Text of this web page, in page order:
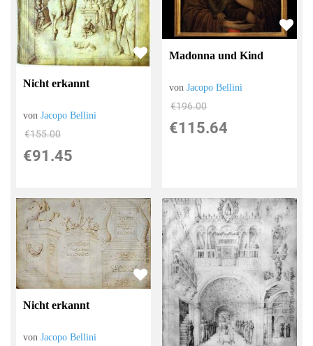
Nicht erkannt
vonJacopo Bellini
€155.00
€91.45
Madonna und Kind
vonJacopo Bellini
€196.00
€115.64
Nicht erkannt
vonJacopo Bellini